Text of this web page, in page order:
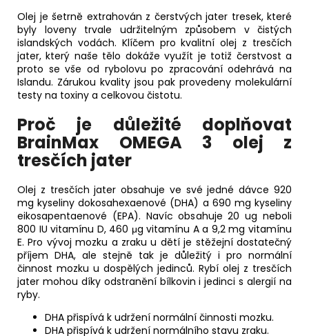
Olej je šetrně extrahován z čerstvých jater tresek, které
byly loveny trvale udržitelným způsobem v čistých
islandských vodách. Klíčem pro kvalitní olej z tresčích
jater, který naše tělo dokáže využít je totiž čerstvost a
proto se vše od rybolovu po zpracování odehrává na
Islandu. Zárukou kvality jsou pak provedeny molekulární
testy na toxiny a celkovou čistotu.
Proč je důležité doplňovat
BrainMax OMEGA 3 olej z
tresčích jater
Olej z tresčích jater obsahuje ve své jedné dávce 920
mg kyseliny dokosahexaenové (DHA) a 690 mg kyseliny
eikosapentaenové (EPA). Navíc obsahuje 20 ug neboli
800 IU vitamínu D, 460 μg vitamínu A a 9,2 mg vitamínu
E. Pro vývoj mozku a zraku u dětí je stěžejní dostatečný
příjem DHA, ale stejně tak je důležitý i pro normální
činnost mozku u dospělých jedinců. Rybí olej z tresčích
jater mohou díky odstranění bílkovin i jedinci s alergií na
ryby.
DHA přispívá k udržení normální činnosti mozku.
DHA přispívá k udržení normálního stavu zraku.